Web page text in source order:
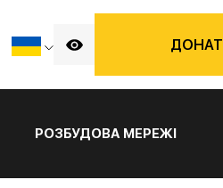
ДОНАТ
РОЗБУДОВА МЕРЕЖІ